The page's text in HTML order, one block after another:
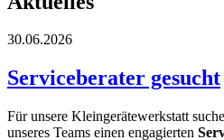
30.06.2026
Serviceberater gesucht
Für unsere Kleingerätewerkstatt
unseres Teams einen engagierten